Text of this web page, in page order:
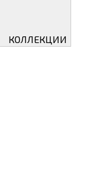
КОЛЛЕКЦИИ